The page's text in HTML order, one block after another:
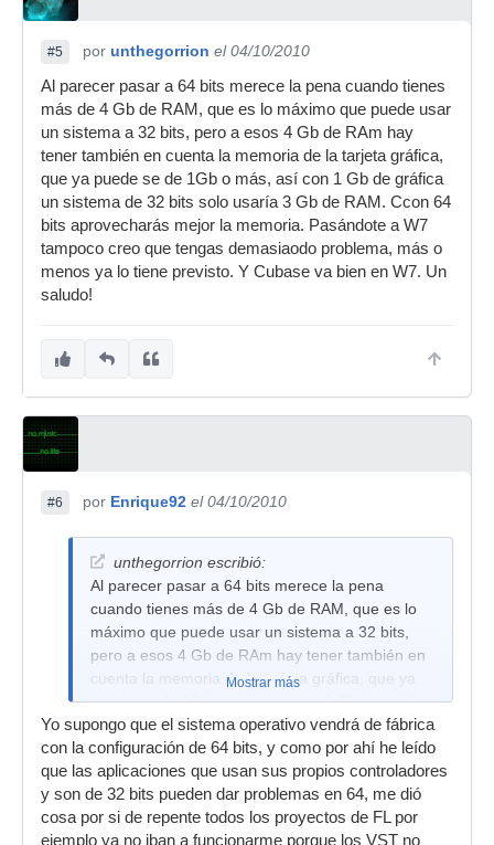
#5 por unthegorrion el 04/10/2010
Al parecer pasar a 64 bits merece la pena cuando tienes
más de 4 Gb de RAM, que es lo máximo que puede usar
un sistema a 32 bits, pero a esos 4 Gb de RAm hay
tener también en cuenta la memoria de la tarjeta gráfica,
que ya puede se de 1Gb o más, así con 1 Gb de gráfica
un sistema de 32 bits solo usaría 3 Gb de RAM. Ccon 64
bits aprovecharás mejor la memoria. Pasándote a W7
tampoco creo que tengas demasiaodo problema, más o
menos ya lo tiene previsto. Y Cubase va bien en W7. Un
saludo!
#6 por Enrique92 el 04/10/2010
unthegorrion escribió:
Al parecer pasar a 64 bits merece la pena
cuando tienes más de 4 Gb de RAM, que es lo
máximo que puede usar un sistema a 32 bits,
pero a esos 4 Gb de RAm hay tener también en
cuenta la memoria de la tarjeta gráfica, que ya
puede se de 1Gb o más, así con 1 Gb de gráfica
un sistema de 32 bits solo usaría 3 Gb de RAM.
Ccon 64 bits aprovecharás mejor la memoria.
Pasándote a W7 tampoco creo que tengas
demasiaodo problema, más o menos ya lo tiene
previsto. Y Cubase va bien en W7. Un saludo!
Mostrar más
Yo supongo que el sistema operativo vendrá de fábrica
con la configuración de 64 bits, y como por ahí he leído
que las aplicaciones que usan sus propios controladores
y son de 32 bits pueden dar problemas en 64, me dió
cosa por si de repente todos los proyectos de FL por
ejemplo ya no iban a funcionarme porque los VST no